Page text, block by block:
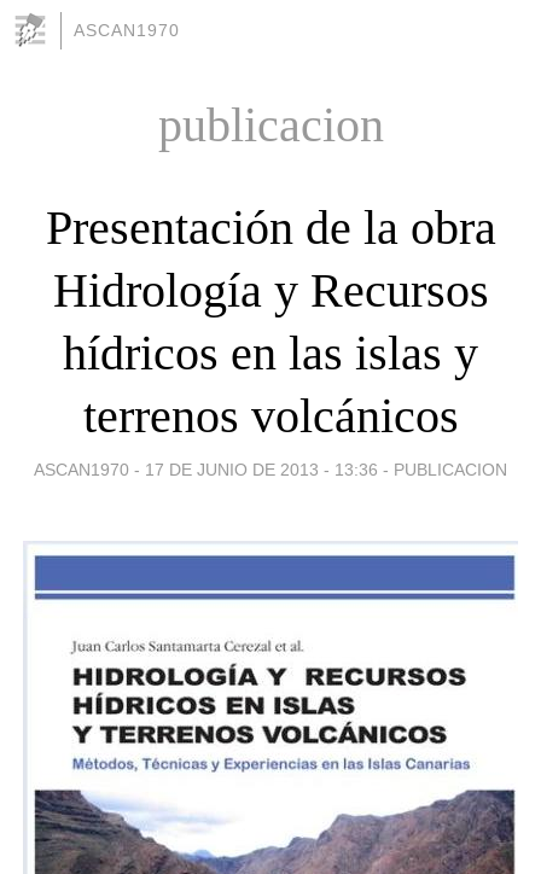
ASCAN1970
publicacion
Presentación de la obra
Hidrología y Recursos
hídricos en las islas y
terrenos volcánicos
ASCAN1970 - 17 DE JUNIO DE 2013 - 13:36 - PUBLICACION